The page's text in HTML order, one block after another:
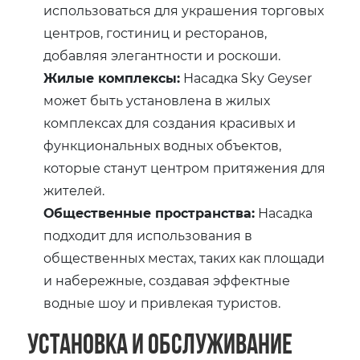
использоваться для украшения торговых
центров, гостиниц и ресторанов,
добавляя элегантности и роскоши.
Жилые комплексы: Насадка Sky Geyser
может быть установлена в жилых
комплексах для создания красивых и
функциональных водных объектов,
которые станут центром притяжения для
жителей.
Общественные пространства: Насадка
подходит для использования в
общественных местах, таких как площади
и набережные, создавая эффектные
водные шоу и привлекая туристов.
Установка и обслуживание